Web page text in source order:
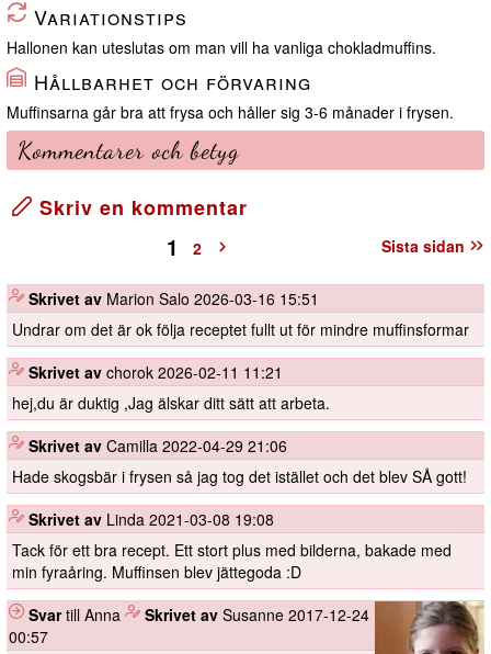
Variationstips
Hallonen kan uteslutas om man vill ha vanliga chokladmuffins.
Hållbarhet och förvaring
Muffinsarna går bra att frysa och håller sig 3-6 månader i frysen.
Kommentarer och betyg
Skriv en kommentar
Sista sidan
1 2
Skrivet av Marion Salo 2026-03-16 15:51
Undrar om det är ok följa receptet fullt ut för mindre muffinsformar
Skrivet av chorok 2026-02-11 11:21
hej,du är duktig ,Jag älskar ditt sätt att arbeta.
Skrivet av Camilla 2022-04-29 21:06
Hade skogsbär i frysen så jag tog det istället och det blev SÅ gott!
Skrivet av Linda 2021-03-08 19:08
Tack för ett bra recept. Ett stort plus med bilderna, bakade med
min fyraåring. Muffinsen blev jättegoda :D
Svartill Anna Skrivet av Susanne 2017-12-24
00:57